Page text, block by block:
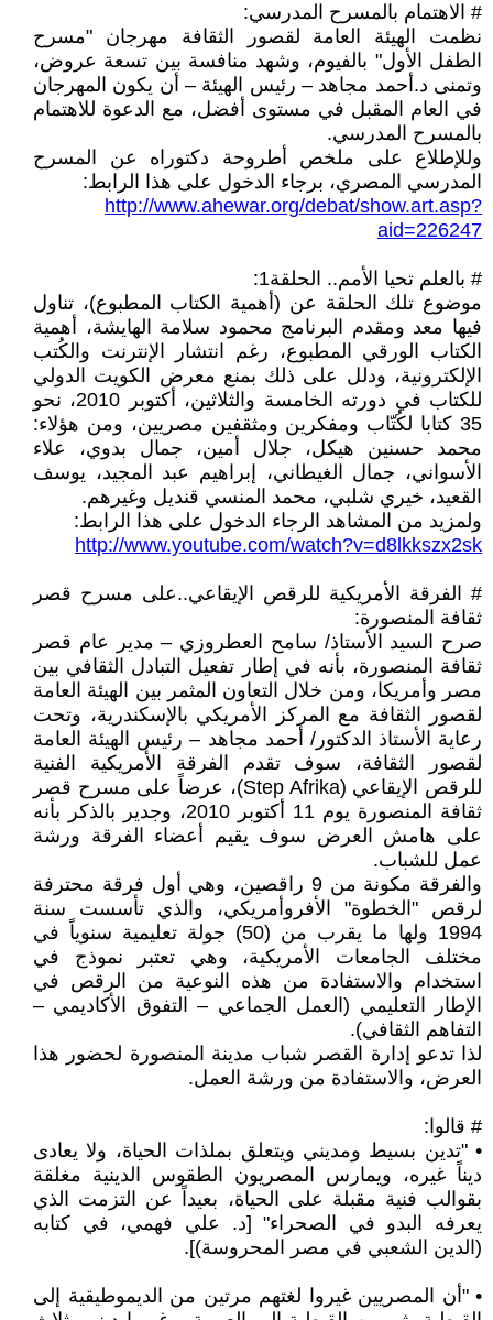
# الاهتمام بالمسرح المدرسي:
نظمت الهيئة العامة لقصور الثقافة مهرجان "مسرح
الطفل الأول" بالفيوم، وشهد منافسة بين تسعة عروض،
وتمنى د.أحمد مجاهد – رئيس الهيئة – أن يكون المهرجان
في العام المقبل في مستوى أفضل، مع الدعوة للاهتمام
بالمسرح المدرسي.
وللإطلاع على ملخص أطروحة دكتوراه عن المسرح
المدرسي المصري، برجاء الدخول على هذا الرابط:
http://www.ahewar.org/debat/show.art.asp?
aid=226247
# بالعلم تحيا الأمم.. الحلقة1:
موضوع تلك الحلقة عن (أهمية الكتاب المطبوع)، تناول
فيها معد ومقدم البرنامج محمود سلامة الهايشة، أهمية
الكتاب الورقي المطبوع، رغم انتشار الإنترنت والكُتب
الإلكترونية، ودلل على ذلك بمنع معرض الكويت الدولي
للكتاب في دورته الخامسة والثلاثين، أكتوبر 2010، نحو
35 كتابا لكُتّاب ومفكرين ومثقفين مصريين، ومن هؤلاء:
محمد حسنين هيكل، جلال أمين، جمال بدوي، علاء
الأسواني، جمال الغيطاني، إبراهيم عبد المجيد، يوسف
القعيد، خيري شلبي، محمد المنسي قنديل وغيرهم.
ولمزيد من المشاهد الرجاء الدخول على هذا الرابط:
http://www.youtube.com/watch?v=d8lkkszx2sk
# الفرقة الأمريكية للرقص الإيقاعي..على مسرح قصر
ثقافة المنصورة:
صرح السيد الأستاذ/ سامح العطروزي – مدير عام قصر
ثقافة المنصورة، بأنه في إطار تفعيل التبادل الثقافي بين
مصر وأمريكا، ومن خلال التعاون المثمر بين الهيئة العامة
لقصور الثقافة مع المركز الأمريكي بالإسكندرية، وتحت
رعاية الأستاذ الدكتور/ أحمد مجاهد – رئيس الهيئة العامة
لقصور الثقافة، سوف تقدم الفرقة الأمريكية الفنية
للرقص الإيقاعي (Step Afrika)، عرضاً على مسرح قصر
ثقافة المنصورة يوم 11 أكتوبر 2010، وجدير بالذكر بأنه
على هامش العرض سوف يقيم أعضاء الفرقة ورشة
عمل للشباب.
والفرقة مكونة من 9 راقصين، وهي أول فرقة محترفة
لرقص "الخطوة" الأفروأمريكي، والذي تأسست سنة
1994 ولها ما يقرب من (50) جولة تعليمية سنوياً في
مختلف الجامعات الأمريكية، وهي تعتبر نموذج في
استخدام والاستفادة من هذه النوعية من الرقص في
الإطار التعليمي (العمل الجماعي – التفوق الأكاديمي –
التفاهم الثقافي).
لذا تدعو إدارة القصر شباب مدينة المنصورة لحضور هذا
العرض، والاستفادة من ورشة العمل.
# قالوا:
• "تدين بسيط ومديني ويتعلق بملذات الحياة، ولا يعادى
ديناً غيره، ويمارس المصريون الطقوس الدينية مغلقة
بقوالب فنية مقبلة على الحياة، بعيداً عن التزمت الذي
يعرفه البدو في الصحراء" [د. علي فهمي، في كتابه
(الدين الشعبي في مصر المحروسة)].
• "أن المصريين غيروا لغتهم مرتين من الديموطيقية إلى